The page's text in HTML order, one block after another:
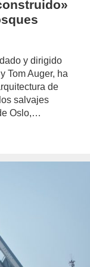
y dirigido
Tom Auger, ha
de
salvajes
Oslo,…
author/redaccion/